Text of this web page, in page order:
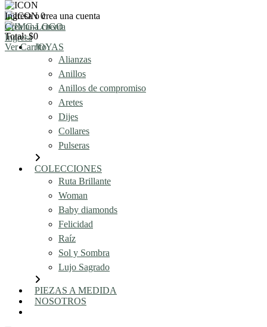
Ingresa o crea una cuenta
Crea una cuenta
Ingresa
0
Total: $0
Ver CarritoJOYAS
Alianzas
Anillos
Anillos de compromiso
Aretes
Dijes
Collares
Pulseras
COLECCIONES
Ruta Brillante
Woman
Baby diamonds
Felicidad
Raíz
Sol y Sombra
Lujo Sagrado
PIEZAS A MEDIDA
NOSOTROS